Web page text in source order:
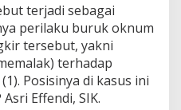
terjadi sebagai
perilaku buruk oknum
tersebut, yakni
terhadap
Posisinya di kasus ini
Effendi, SIK.